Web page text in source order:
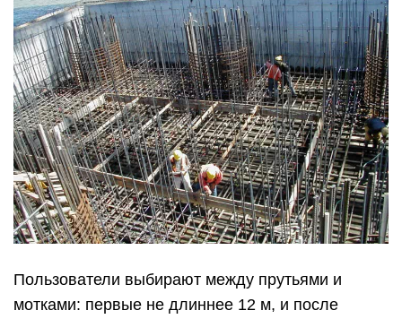
Пользователи выбирают между прутьями и
мотками: первые не длиннее 12 м, и после